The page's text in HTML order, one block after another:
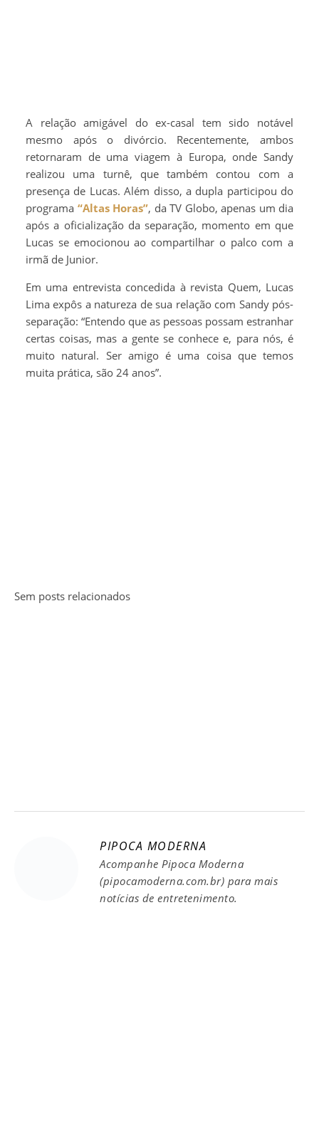
A relação amigável do ex-casal tem sido notável
mesmo após o divórcio. Recentemente, ambos
retornaram de uma viagem à Europa, onde Sandy
realizou uma turnê, que também contou com a
presença de Lucas. Além disso, a dupla participou do
programa “Altas Horas”, da TV Globo, apenas um dia
após a oficialização da separação, momento em que
Lucas se emocionou ao compartilhar o palco com a
irmã de Junior.
Em uma entrevista concedida à revista Quem, Lucas
Lima expôs a natureza de sua relação com Sandy pós-
separação: “Entendo que as pessoas possam estranhar
certas coisas, mas a gente se conhece e, para nós, é
muito natural. Ser amigo é uma coisa que temos
muita prática, são 24 anos”.
Sem posts relacionados
PIPOCA MODERNA
Acompanhe Pipoca Moderna
(pipocamoderna.com.br) para mais
notícias de entretenimento.